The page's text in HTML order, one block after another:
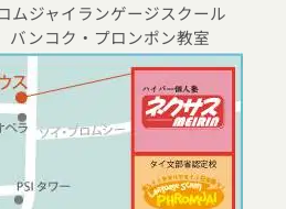
ムジャイランゲージスクール
ンコク・プロンポン教室